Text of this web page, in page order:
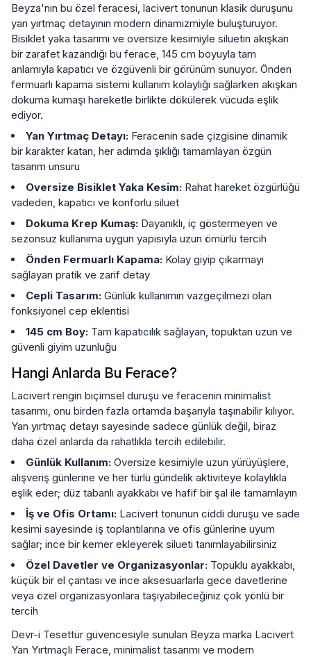
Beyza'nın bu özel feracesi, lacivert tonunun klasik duruşunu
yan yırtmaç detayının modern dinamizmiyle buluşturuyor.
Bisiklet yaka tasarımı ve oversize kesimiyle siluetin akışkan
bir zarafet kazandığı bu ferace, 145 cm boyuyla tam
anlamıyla kapatıcı ve özgüvenli bir görünüm sunuyor. Önden
fermuarlı kapama sistemi kullanım kolaylığı sağlarken akışkan
dokuma kumaşı hareketle birlikte dökülerek vücuda eşlik
ediyor.
Yan Yırtmaç Detayı: Feracenin sade çizgisine dinamik
bir karakter katan, her adımda şıklığı tamamlayan özgün
tasarım unsuru
Oversize Bisiklet Yaka Kesim: Rahat hareket özgürlüğü
vadeden, kapatıcı ve konforlu siluet
Dokuma Krep Kumaş: Dayanıklı, iç göstermeyen ve
sezonsuz kullanıma uygun yapısıyla uzun ömürlü tercih
Önden Fermuarlı Kapama: Kolay giyip çıkarmayı
sağlayan pratik ve zarif detay
Cepli Tasarım: Günlük kullanımın vazgeçilmezi olan
fonksiyonel cep eklentisi
145 cm Boy: Tam kapatıcılık sağlayan, topuktan uzun ve
güvenli giyim uzunluğu
Hangi Anlarda Bu Ferace?
Lacivert rengin biçimsel duruşu ve feracenin minimalist
tasarımı, onu birden fazla ortamda başarıyla taşınabilir kılıyor.
Yan yırtmaç detayı sayesinde sadece günlük değil, biraz
daha özel anlarda da rahatlıkla tercih edilebilir.
Günlük Kullanım: Oversize kesimiyle uzun yürüyüşlere,
alışveriş günlerine ve her türlü gündelik aktiviteye kolaylıkla
eşlik eder; düz tabanlı ayakkabı ve hafif bir şal ile tamamlayın
İş ve Ofis Ortamı: Lacivert tonunun ciddi duruşu ve sade
kesimi sayesinde iş toplantılarına ve ofis günlerine uyum
sağlar; ince bir kemer ekleyerek silueti tanımlayabilirsiniz
Özel Davetler ve Organizasyonlar: Topuklu ayakkabı,
küçük bir el çantası ve ince aksesuarlarla gece davetlerine
veya özel organizasyonlara taşıyabileceğiniz çok yönlü bir
tercih
Devr-i Tesettür güvencesiyle sunulan Beyza marka Lacivert
Yan Yırtmaçlı Ferace, minimalist tasarımı ve modern